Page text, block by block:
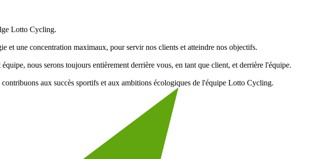
Lotto Cycling.
une concentration maximaux, pour servir nos clients et atteindre nos objectifs.
nous serons toujours entièrement derrière vous, en tant que client, et derrière l'équipe.
aux succès sportifs et aux ambitions écologiques de l'équipe Lotto Cycling.